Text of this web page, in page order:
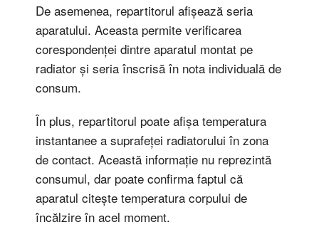
De asemenea, repartitorul afișează seria
aparatului. Aceasta permite verificarea
corespondenței dintre aparatul montat pe
radiator și seria înscrisă în nota individuală de
consum.
În plus, repartitorul poate afișa temperatura
instantanee a suprafeței radiatorului în zona
de contact. Această informație nu reprezintă
consumul, dar poate confirma faptul că
aparatul citește temperatura corpului de
încălzire în acel moment.